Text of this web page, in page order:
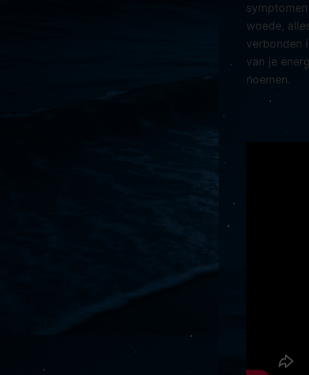
woede,
verbonden
van je
noemen.